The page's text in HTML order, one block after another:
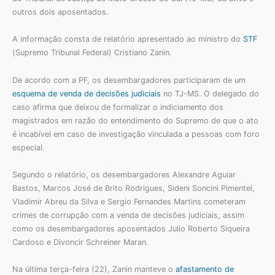
outros dois aposentados.
A informação consta de relatório apresentado ao ministro do STF
(Supremo Tribunal Federal) Cristiano Zanin.
De acordo com a PF, os desembargadores participaram de um
esquema de venda de decisões judiciais no TJ-MS. O delegado do
caso afirma que deixou de formalizar o indiciamento dos
magistrados em razão do entendimento do Supremo de que o ato
é incabível em caso de investigação vinculada a pessoas com foro
especial.
Segundo o relatório, os desembargadores Alexandre Aguiar
Bastos, Marcos José de Brito Rodrigues, Sideni Soncini Pimentel,
Vladimir Abreu da Silva e Sergio Fernandes Martins cometeram
crimes de corrupção com a venda de decisões judiciais, assim
como os desembargadores aposentados Julio Roberto Siqueira
Cardoso e Divoncir Schreiner Maran.
Na última terça-feira (22), Zanin manteve o afastamento de